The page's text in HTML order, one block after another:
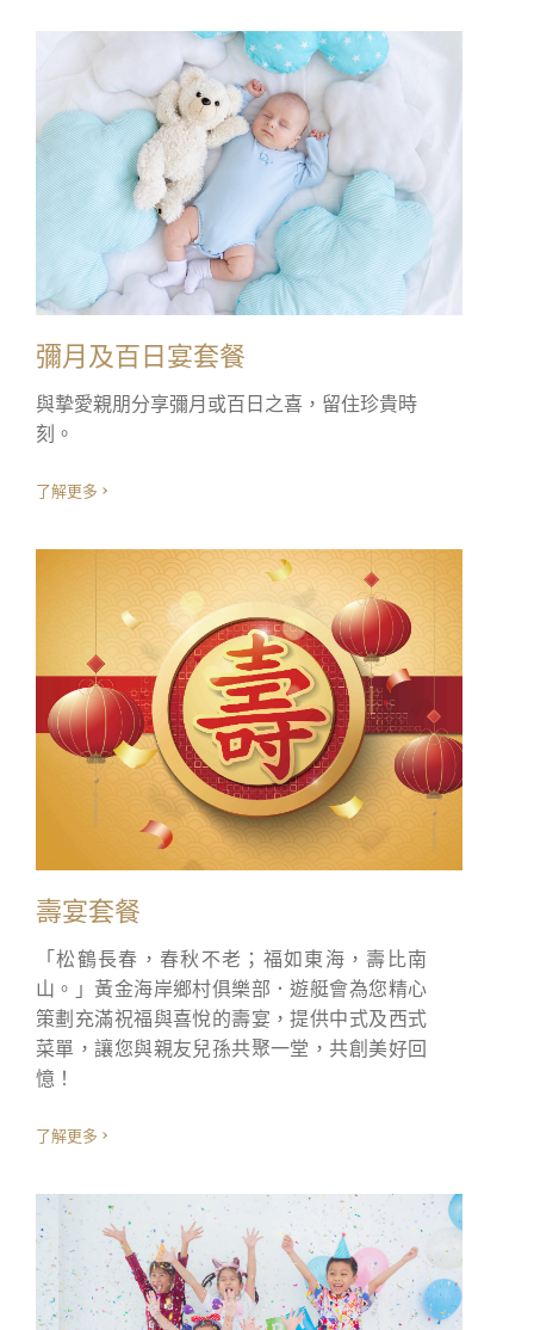
彌月及百日宴套餐
與摯愛親朋分享彌月或百日之喜，留住珍貴時
刻。
了解更多
壽宴套餐
「松鶴長春，春秋不老；福如東海，壽比南
山。」黃金海岸鄉村俱樂部．遊艇會為您精心
策劃充滿祝福與喜悅的壽宴，提供中式及西式
菜單，讓您與親友兒孫共聚一堂，共創美好回
憶！
了解更多